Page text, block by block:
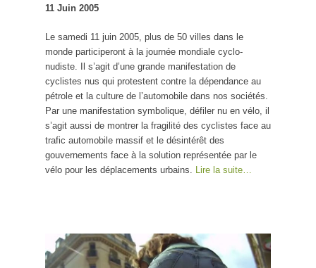
11 Juin 2005
Le samedi 11 juin 2005, plus de 50 villes dans le
monde participeront à la journée mondiale cyclo-
nudiste. Il s’agit d’une grande manifestation de
cyclistes nus qui protestent contre la dépendance au
pétrole et la culture de l’automobile dans nos sociétés.
Par une manifestation symbolique, défiler nu en vélo, il
s’agit aussi de montrer la fragilité des cyclistes face au
trafic automobile massif et le désintérêt des
gouvernements face à la solution représentée par le
vélo pour les déplacements urbains. Lire la suite…